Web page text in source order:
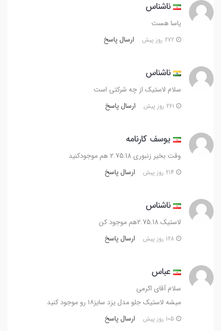
ناشناس
یاسا هست
ارسال پاسخ
ناشناس
سلام لاستیک از چه شرکتی است
ارسال پاسخ
یوسف کارنامه
وقت بخیر زنبوری 2.75.18 هم موجودکنید
ارسال پاسخ
ناشناس
لاستیک 2.75.18هم موجود کن
ارسال پاسخ
عباس
سلام آقای اکرمی
میشه لاستیک جلو مدل یزد سایز۱۸ رو موجود کنید
ارسال پاسخ